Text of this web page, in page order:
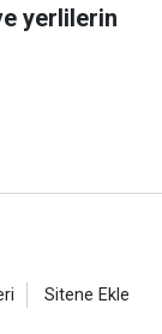
yerlilerin
Sitene Ekle